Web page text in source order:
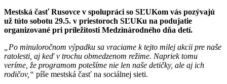
Mestská časť Rusovce v spolupráci so SĽUKom vás pozývajú
už túto sobotu 29.5. v priestoroch SĽUKu na podujatie
organizované pri príležitosti Medzinárodného dňa detí.
„Po minuloročnom výpadku sa vraciame k tejto milej akcii pre naše
ratolesti, aj keď v trochu obmedzenom režime. Napriek tomu
veríme, že programom potešíme nie len naše detičky, ale aj ich
rodičov,“ píše mestská časť na sociálnej sieti.